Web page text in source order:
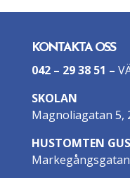
KONTAKTA OSS
042 – 29 38 51 –
SKOLAN
Magnoliagatan 5,
HUSTOMTEN